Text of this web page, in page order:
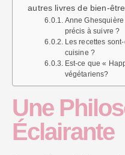
autres livres de bien-
Anne
précis à suivre ?
Les recettes
cuisine ?
Est-ce que «
végétariens?
Une
Éclairante